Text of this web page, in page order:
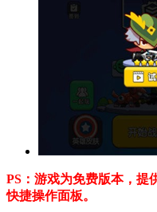
PS：游戏为免费版本，提
快捷操作面板。